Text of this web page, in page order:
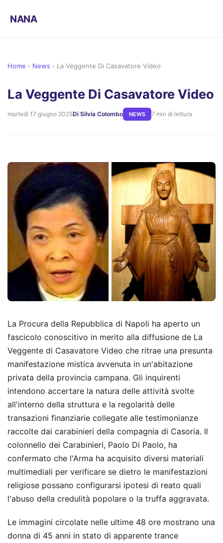
NANA
Home › News › La Veggente Di Casavatore Video
La Veggente Di Casavatore Video
martedì 17 giugno 2025Di Silvia Colombo NEWS 7 min di lettura
La Procura della Repubblica di Napoli ha aperto un
fascicolo conoscitivo in merito alla diffusione de La
Veggente di Casavatore Video che ritrae una presunta
manifestazione mistica avvenuta in un'abitazione
privata della provincia campana. Gli inquirenti
intendono accertare la natura delle attività svolte
all'interno della struttura e la regolarità delle
transazioni finanziarie collegate alle testimonianze
raccolte dai carabinieri della compagnia di Casoria. Il
colonnello dei Carabinieri, Paolo Di Paolo, ha
confermato che l'Arma ha acquisito diversi materiali
multimediali per verificare se dietro le manifestazioni
religiose possano configurarsi ipotesi di reato quali
l'abuso della credulità popolare o la truffa aggravata.
Le immagini circolate nelle ultime 48 ore mostrano una
donna di 45 anni in stato di apparente trance